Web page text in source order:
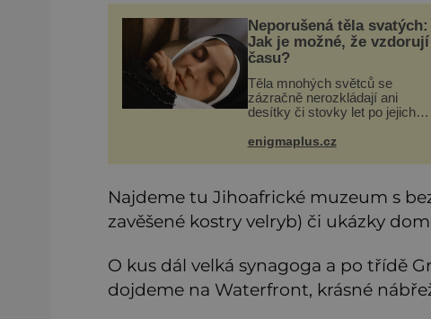
Neporušená těla svatých:
Jak je možné, že vzdorují
času?
Těla mnohých světců se
zázračně nerozkládají ani
desítky či stovky let po jejich
nebylo provedeno balzamování
Neporušené ostatky bývají
enigmaplus.cz
Najdeme tu Jihoafrické muzeum s
zavěšené kostry velryb) či ukázky
O kus dál velká synagoga a po třídě
dojdeme na Waterfront, krásné